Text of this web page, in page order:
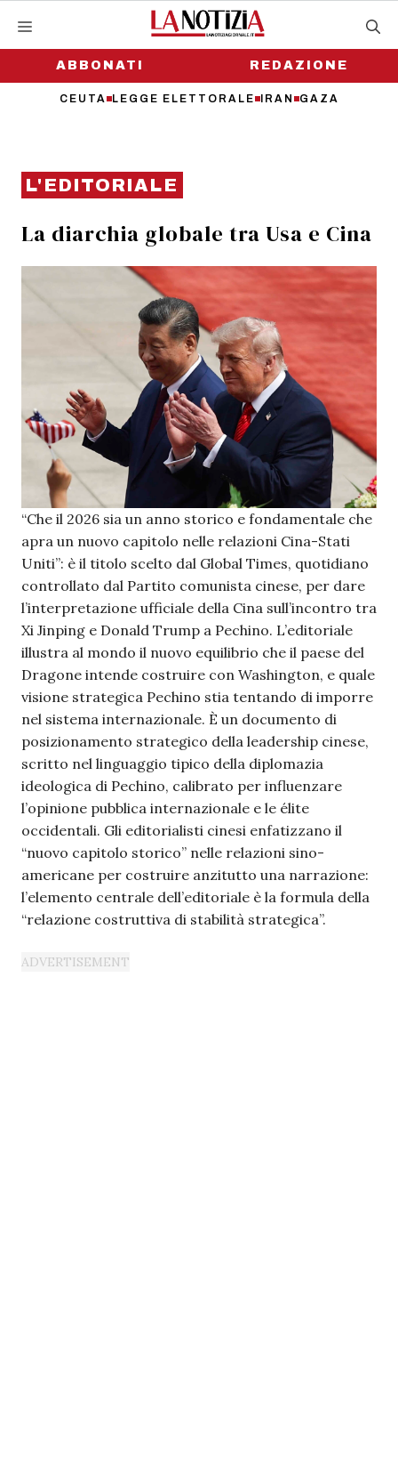
contenutoABBONATI
CEUTA LEGGE ELETTORALE IRAN GAZA
REDAZIONE
L'EDITORIALE
La diarchia globale tra Usa e Cina
“Che il 2026 sia un anno storico e fondamentale che
apra un nuovo capitolo nelle relazioni Cina-Stati
Uniti”: è il titolo scelto dal Global Times, quotidiano
controllato dal Partito comunista cinese, per dare
l’interpretazione ufficiale della Cina sull’incontro tra
Xi Jinping e Donald Trump a Pechino. L’editoriale
illustra al mondo il nuovo equilibrio che il paese del
Dragone intende costruire con Washington, e quale
visione strategica Pechino stia tentando di imporre
nel sistema internazionale. È un documento di
posizionamento strategico della leadership cinese,
scritto nel linguaggio tipico della diplomazia
ideologica di Pechino, calibrato per influenzare
l’opinione pubblica internazionale e le élite
occidentali. Gli editorialisti cinesi enfatizzano il
“nuovo capitolo storico” nelle relazioni sino-
americane per costruire anzitutto una narrazione:
l’elemento centrale dell’editoriale è la formula della
“relazione costruttiva di stabilità strategica”.